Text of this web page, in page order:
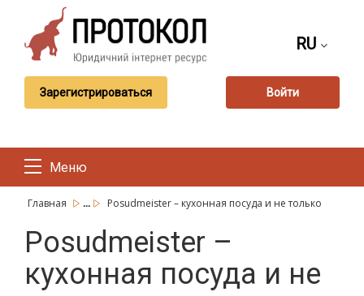
RU
Зарегистрироваться Войти
Меню
Главная ... Posudmeister – кухонная посуда и не только
Posudmeister –
кухонная посуда и не